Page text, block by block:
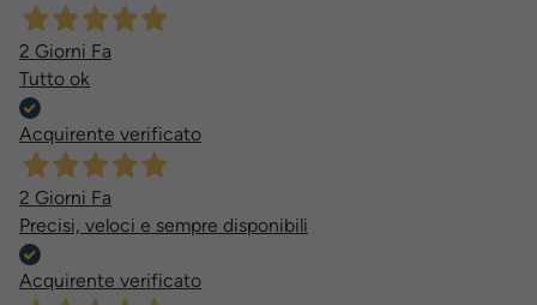
2 Giorni Fa
Tutto ok
Acquirente verificato
2 Giorni Fa
Precisi, veloci e sempre disponibili
Acquirente verificato